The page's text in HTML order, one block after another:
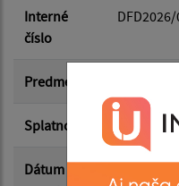
Dátum do:
Suma od:
Suma do:
Interné
číslo
DFD2026/
Predmet OU -
Splatnosť
Dátum